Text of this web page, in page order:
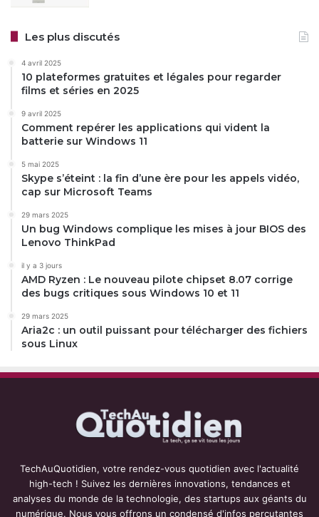
Les plus discutés
4 avril 2025
10 plateformes gratuites et légales pour regarder
films et séries en 2025
9 avril 2025
Comment repérer les applications qui vident la
batterie sur Windows 11
5 mai 2025
Skype s’éteint : la fin d’une ère pour les appels vidéo,
cap sur Microsoft Teams
29 mars 2025
Un bug Windows complique les mises à jour BIOS des
Lenovo ThinkPad
il y a 3 jours
AMD Ryzen : Le nouveau pilote chipset 8.07 corrige
des bugs critiques sous Windows 10 et 11
29 mars 2025
Aria2c : un outil puissant pour télécharger des fichiers
sous Linux
TechAuQuotidien, votre rendez-vous quotidien avec l'actualité
high-tech ! Suivez les dernières innovations, tendances et
analyses du monde de la technologie, des startups aux géants du
numérique. Nous vous offrons un condensé d'infos percutantes